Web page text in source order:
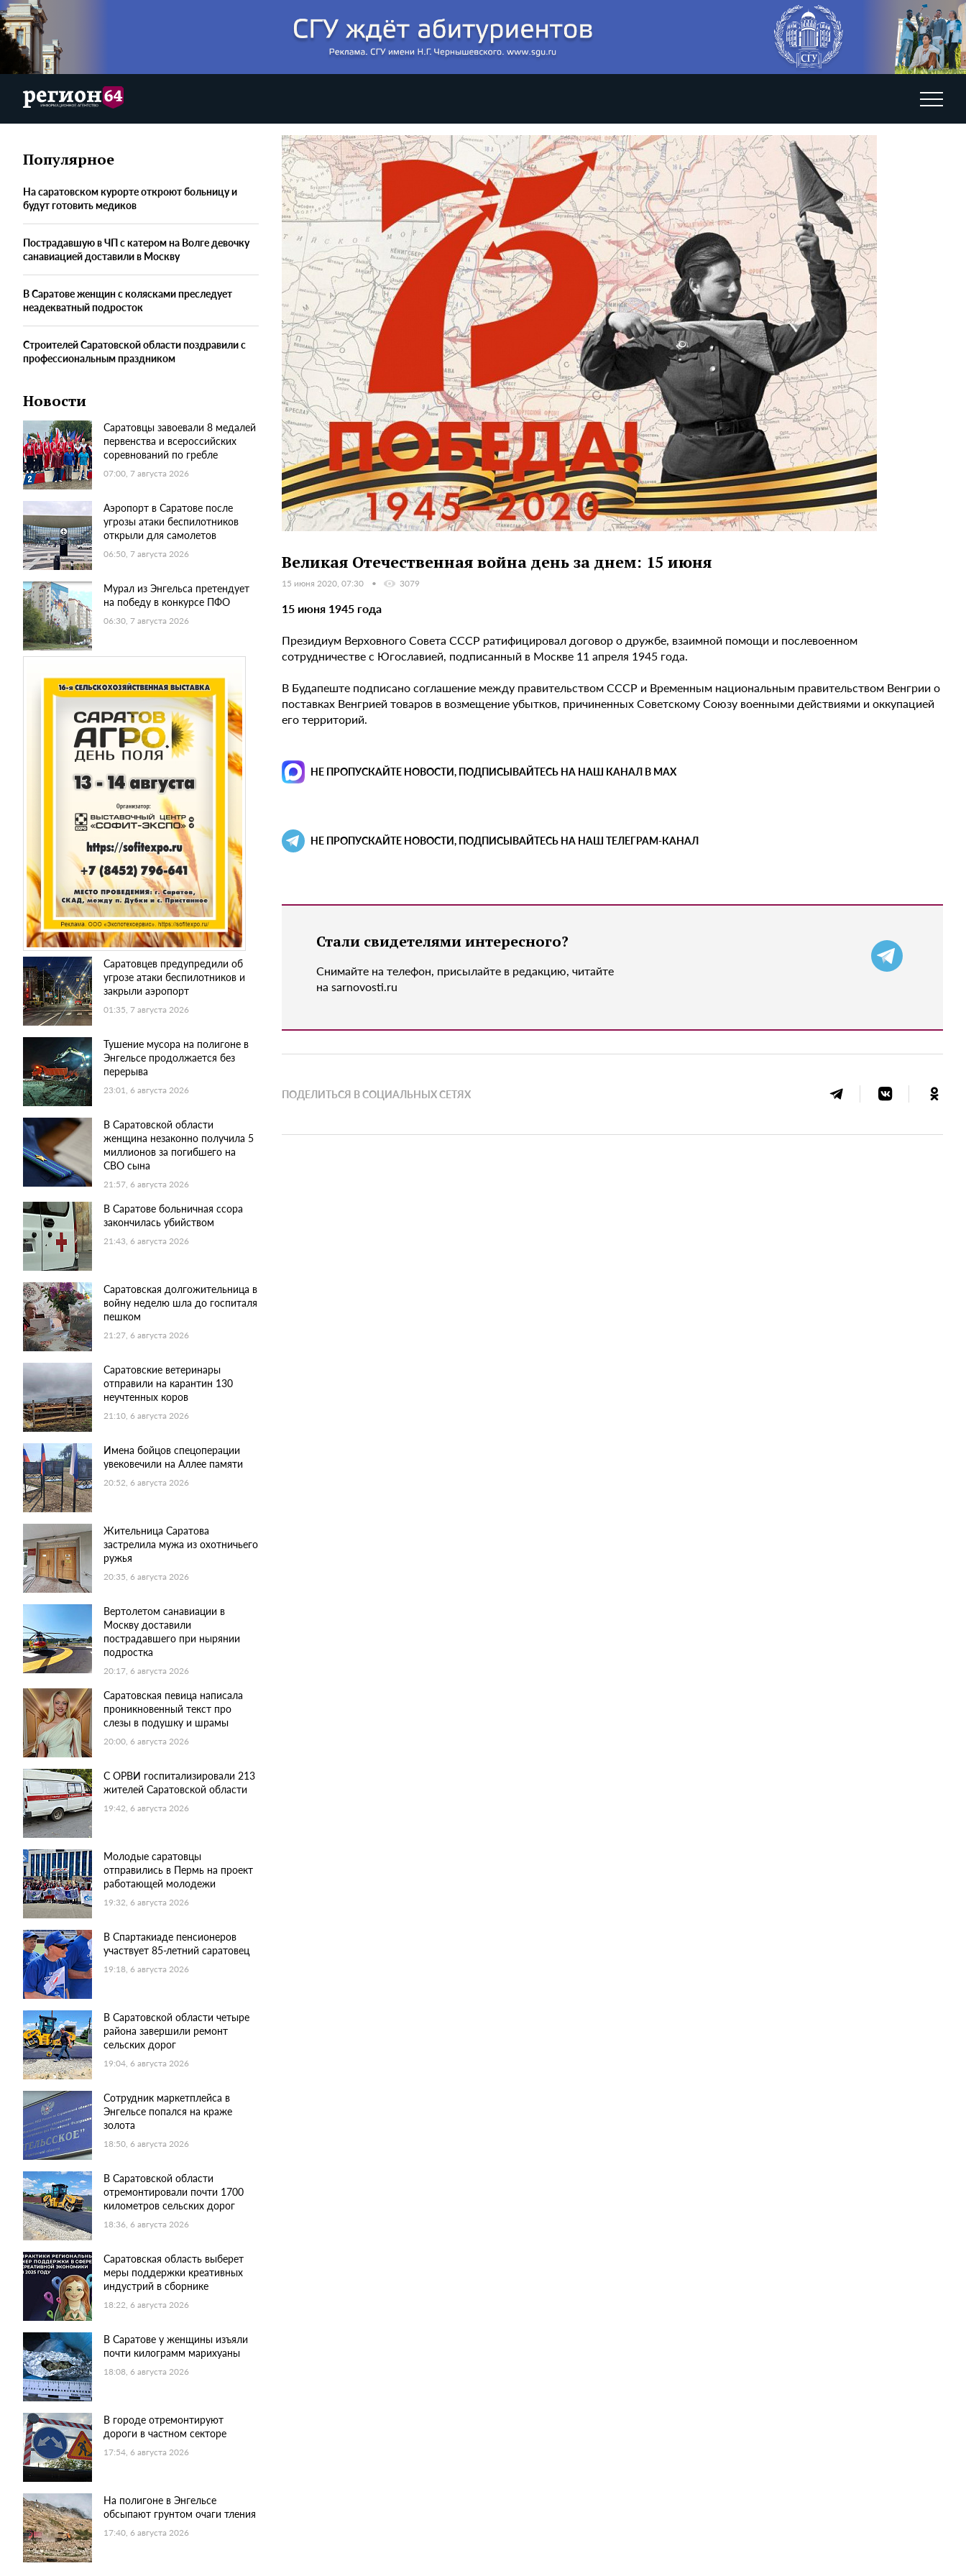
Популярное
На саратовском курорте откроют больницу и
будут готовить медиков
Пострадавшую в ЧП с катером на Волге девочку
санавиацией доставили в Москву
В Саратове женщин с колясками преследует
неадекватный подросток
Строителей Саратовской области поздравили с
профессиональным праздником
Новости
Саратовцы завоевали 8 медалей
первенства и всероссийских
соревнований по гребле
07:00, 7 августа 2026
Аэропорт в Саратове после
угрозы атаки беспилотников
открыли для самолетов
06:50, 7 августа 2026
Мурал из Энгельса претендует
на победу в конкурсе ПФО
06:30, 7 августа 2026
Саратовцев предупредили об
угрозе атаки беспилотников и
закрыли аэропорт
01:35, 7 августа 2026
Тушение мусора на полигоне в
Энгельсе продолжается без
перерыва
23:01, 6 августа 2026
В Саратовской области
женщина незаконно получила 5
миллионов за погибшего на
СВО сына
21:57, 6 августа 2026
В Саратове больничная ссора
закончилась убийством
21:43, 6 августа 2026
Саратовская долгожительница в
войну неделю шла до госпиталя
пешком
21:27, 6 августа 2026
Саратовские ветеринары
отправили на карантин 130
неучтенных коров
21:10, 6 августа 2026
Имена бойцов спецоперации
увековечили на Аллее памяти
20:52, 6 августа 2026
Жительница Саратова
застрелила мужа из охотничьего
ружья
20:35, 6 августа 2026
Вертолетом санавиации в
Москву доставили
пострадавшего при нырянии
подростка
20:17, 6 августа 2026
Саратовская певица написала
проникновенный текст про
слезы в подушку и шрамы
20:00, 6 августа 2026
С ОРВИ госпитализировали 213
жителей Саратовской области
19:42, 6 августа 2026
Молодые саратовцы
отправились в Пермь на проект
работающей молодежи
19:32, 6 августа 2026
В Спартакиаде пенсионеров
участвует 85-летний саратовец
19:18, 6 августа 2026
В Саратовской области четыре
района завершили ремонт
сельских дорог
19:04, 6 августа 2026
Сотрудник маркетплейса в
Энгельсе попался на краже
золота
18:50, 6 августа 2026
В Саратовской области
отремонтировали почти 1700
километров сельских дорог
18:36, 6 августа 2026
Саратовская область выберет
меры поддержки креативных
индустрий в сборнике
18:22, 6 августа 2026
В Саратове у женщины изъяли
почти килограмм марихуаны
18:08, 6 августа 2026
В городе отремонтируют
дороги в частном секторе
17:54, 6 августа 2026
На полигоне в Энгельсе
обсыпают грунтом очаги тления
17:40, 6 августа 2026
Великая Отечественная война день за днем: 15 июня
15 июня 2020, 07:30 3079
15 июня 1945 года
Президиум Верховного Совета СССР ратифицировал договор о дружбе, взаимной помощи и послевоенном
сотрудничестве с Югославией, подписанный в Москве 11 апреля 1945 года.
В Будапеште подписано соглашение между правительством СССР и Временным национальным правительством Венгрии о
поставках Венгрией товаров в возмещение убытков, причиненных Советскому Союзу военными действиями и оккупацией
его территорий.
НЕ ПРОПУСКАЙТЕ НОВОСТИ, ПОДПИСЫВАЙТЕСЬ НА НАШ КАНАЛ В MAX
НЕ ПРОПУСКАЙТЕ НОВОСТИ, ПОДПИСЫВАЙТЕСЬ НА НАШ ТЕЛЕГРАМ-КАНАЛ
Стали свидетелями интересного?
Снимайте на телефон, присылайте в редакцию, читайте
на sarnovosti.ru
ПОДЕЛИТЬСЯ В СОЦИАЛЬНЫХ СЕТЯХ